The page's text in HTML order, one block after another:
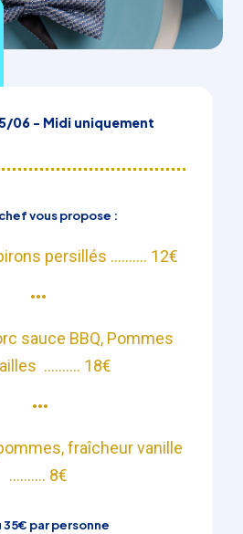
06 - Midi uniquement
vous propose :
persillés .......... 12€
•••​
sauce BBQ,​ Pommes
.......... 18€
•••​
fraîcheur vanille
.......... 8€
35€ par personne